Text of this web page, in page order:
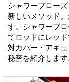
シャワーブロー
新しいメソッド
す。シャワーブ
てロッドにレッ
対カバー・アキ
秘密を紹介します